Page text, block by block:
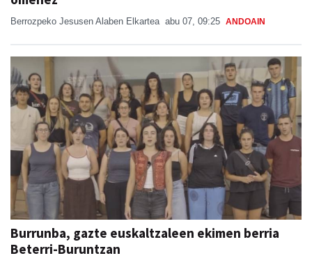
Berrozpeko Jesusen Alaben Elkartea abu 07, 09:25 ANDOAIN
Burrunba, gazte euskaltzaleen ekimen berria
Beterri-Buruntzan